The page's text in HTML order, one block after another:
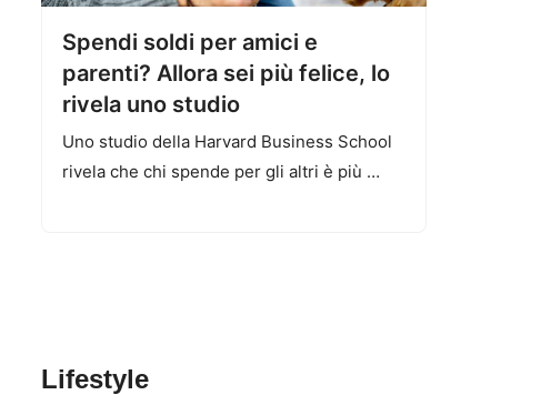
Spendi soldi per amici e
parenti? Allora sei più felice, lo
rivela uno studio
Uno studio della Harvard Business School
rivela che chi spende per gli altri è più …
Lifestyle